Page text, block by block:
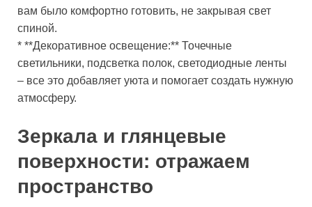
вам было комфортно готовить, не закрывая свет
спиной.
* **Декоративное освещение:** Точечные
светильники, подсветка полок, светодиодные ленты
– все это добавляет уюта и помогает создать нужную
атмосферу.
Зеркала и глянцевые
поверхности: отражаем
пространство